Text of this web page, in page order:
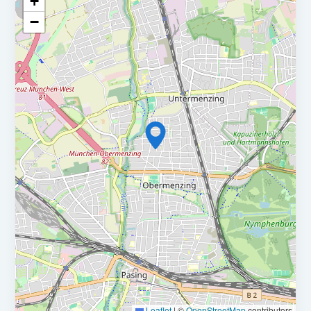
auf der fachlichen Führung und Weiterentwicklung des Teams.
Dank unserer flexiblen Arbeitsweise ist die Position auch für
Kandidat:innen interessant, die nicht in unmittelbarer Nähe
zu unserem Standort in München wohnen. Für die
Einarbeitung sowie den persönlichen Austausch im Team
planen wir durchschnittlich 10 Präsenztage pro Quartal ein.
Deine Aufgaben
Fachliche Anleitung und Unterstützung eines Experten-
Teams
Eigenverantwortliche, vollumfängliche Betreuung,
Steuerung und Ausbau eines eigenen vielfältigen
Mandantenportfolios
Mitwirkung im operativen Tagesgeschäft mit Schwerpunkt
Jahresabschlüsse und Steuererklärungen
Review und Freigabe von Arbeitsergebnissen und
Qualitätssicherung
−